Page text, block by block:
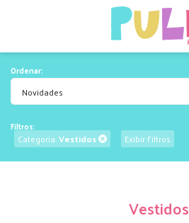
Ordenar:
Novidades
Filtros:
Categoria:Vestidos Exibir Filtros
Vestidos